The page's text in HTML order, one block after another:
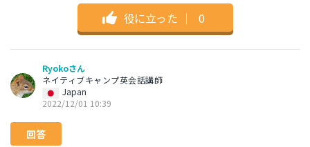
役に立った ｜ 0
Ryokoさん
ネイティブキャンプ英会話講師
Japan
2022/12/01 10:39
回答